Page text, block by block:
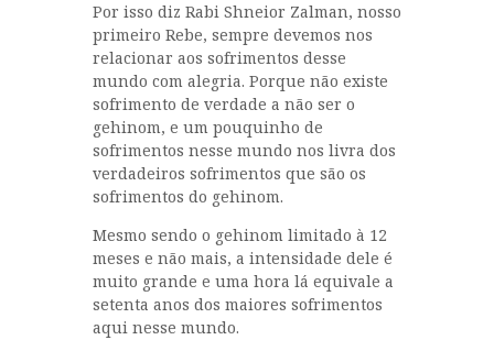
Por isso diz Rabi Shneior Zalman, nosso
primeiro Rebe, sempre devemos nos
relacionar aos sofrimentos desse
mundo com alegria. Porque não existe
sofrimento de verdade a não ser o
gehinom, e um pouquinho de
sofrimentos nesse mundo nos livra dos
verdadeiros sofrimentos que são os
sofrimentos do gehinom.
Mesmo sendo o gehinom limitado à 12
meses e não mais, a intensidade dele é
muito grande e uma hora lá equivale a
setenta anos dos maiores sofrimentos
aqui nesse mundo.